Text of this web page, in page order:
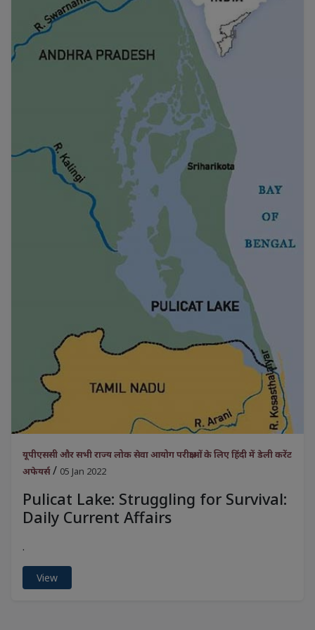
यूपीएससी और सभी राज्य लोक सेवा आयोग परीक्षाओं के लिए हिंदी में डेली करेंट
अफेयर्स/ 05 Jan 2022
Pulicat Lake: Struggling for Survival:
Daily Current Affairs
.
View